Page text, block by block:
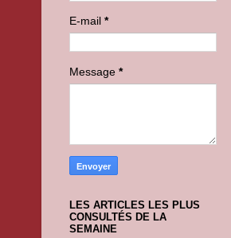
E-mail *
Message *
LES ARTICLES LES PLUS
CONSULTÉS DE LA
SEMAINE